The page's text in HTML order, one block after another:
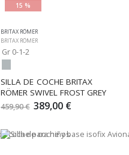
15 %
BRITAX RÖMER
BRITAX RÖMER
Gr 0-1-2
SILLA DE COCHE BRITAX
RÖMER SWIVEL FROST GREY
459,90 € 389,00 €